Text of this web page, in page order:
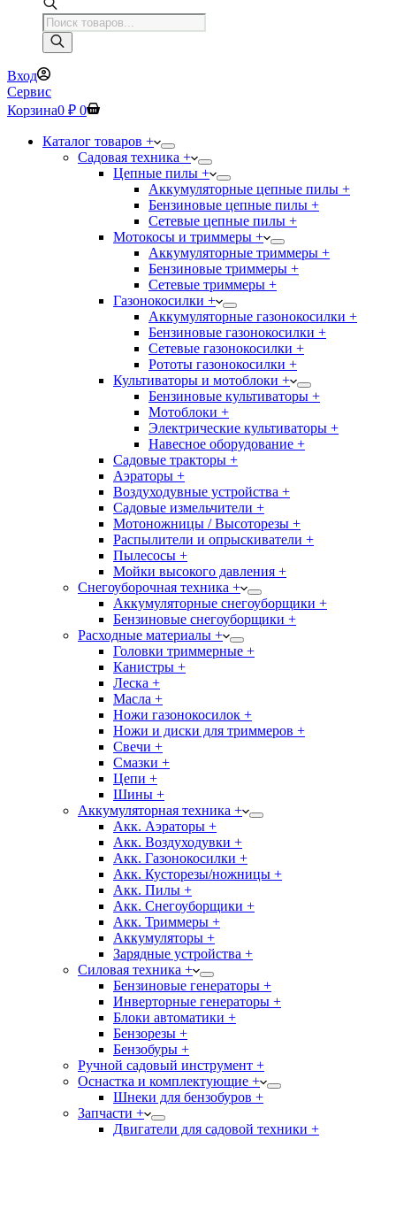
Поиск
товаров
Вход
Сервис
Корзина0 ₽ 0
Каталог товаров +
Садовая техника +
Цепные пилы +
Аккумуляторные цепные пилы +
Бензиновые цепные пилы +
Сетевые цепные пилы +
Мотокосы и триммеры +
Аккумуляторные триммеры +
Бензиновые триммеры +
Сетевые триммеры +
Газонокосилки +
Аккумуляторные газонокосилки +
Бензиновые газонокосилки +
Сетевые газонокосилки +
Рототы газонокосилки +
Культиваторы и мотоблоки +
Бензиновые культиваторы +
Мотоблоки +
Электрические культиваторы +
Навесное оборудование +
Садовые тракторы +
Аэраторы +
Воздуходувные устройства +
Садовые измельчители +
Мотоножницы / Высоторезы +
Распылители и опрыскиватели +
Пылесосы +
Мойки высокого давления +
Снегоуборочная техника +
Аккумуляторные снегоуборщики +
Бензиновые снегоуборщики +
Расходные материалы +
Головки триммерные +
Канистры +
Леска +
Масла +
Ножи газонокосилок +
Ножи и диски для триммеров +
Свечи +
Смазки +
Цепи +
Шины +
Аккумуляторная техника +
Акк. Аэраторы +
Акк. Воздуходувки +
Акк. Газонокосилки +
Акк. Кусторезы/ножницы +
Акк. Пилы +
Акк. Снегоуборщики +
Акк. Триммеры +
Аккумуляторы +
Зарядные устройства +
Силовая техника +
Бензиновые генераторы +
Инверторные генераторы +
Блоки автоматики +
Бензорезы +
Бензобуры +
Ручной садовый инструмент +
Оснастка и комплектующие +
Шнеки для бензобуров +
Запчасти +
Двигатели для садовой техники +